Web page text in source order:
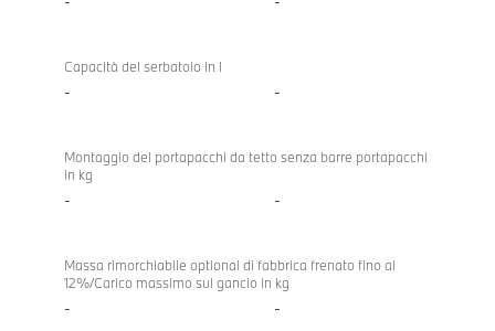
Capacità del serbatoio in l
- -
Montaggio del portapacchi da tetto senza barre portapacchi
in kg
- -
Massa rimorchiabile optional di fabbrica frenato fino al
12%/Carico massimo sul gancio in kg
- -